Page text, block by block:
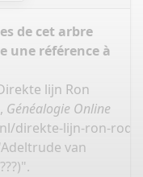
de cet arbre
une référence à
lijn Ron
Généalogie Online
direkte-lijn-ron-
van